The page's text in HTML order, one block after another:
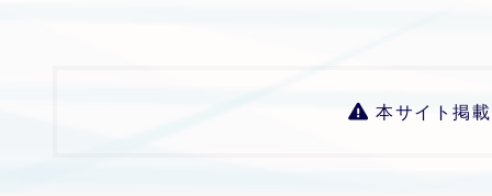
本サイト掲